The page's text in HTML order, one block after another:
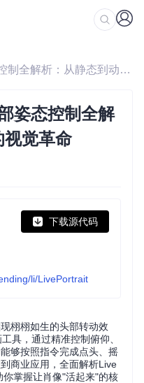
/ LivePortrait三维头部姿态控制全解析：从静态到动态的视觉革命
姿态控制全解
视觉革命
下载源代码
li/LivePortrait
栩栩如生的头部转动效
具，通过精准控制俯仰、
够按照指令完成点头、摇
商业应用，全面解析Live
掌握让肖像"活起来"的核